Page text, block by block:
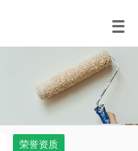
荣誉资质